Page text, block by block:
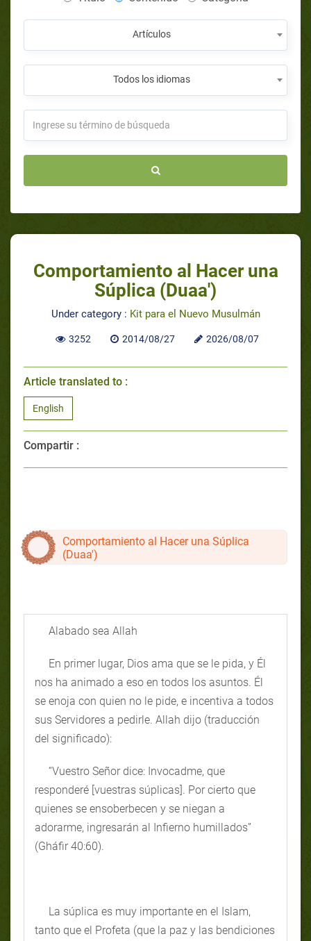
Artículos
Todos los idiomas
Comportamiento al Hacer una
Súplica (Duaa')
Under category : Kit para el Nuevo Musulmán
3252 2014/08/27 2026/08/07
Article translated to :
English
Compartir :
Comportamiento al Hacer una Súplica
(Duaa')
Alabado sea Allah
En primer lugar, Dios ama que se le pida, y Él
nos ha animado a eso en todos los asuntos. Él
se enoja con quien no le pide, e incentiva a todos
sus Servidores a pedirle. Allah dijo (traducción
del significado):
“Vuestro Señor dice: Invocadme, que
responderé [vuestras súplicas]. Por cierto que
quienes se ensoberbecen y se niegan a
adorarme, ingresarán al Infierno humillados”
(Gháfir 40:60).
La súplica es muy importante en el Islam,
tanto que el Profeta (que la paz y las bendiciones